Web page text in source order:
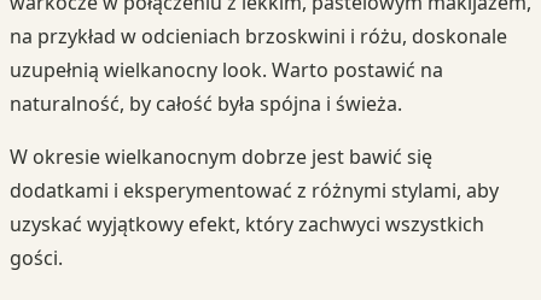
na przykład w odcieniach brzoskwini i różu, doskonale
uzupełnią wielkanocny look. Warto postawić na
naturalność, by całość była spójna i świeża.
W okresie wielkanocnym dobrze jest bawić się
dodatkami i eksperymentować z różnymi stylami, aby
uzyskać wyjątkowy efekt, który zachwyci wszystkich
gości.